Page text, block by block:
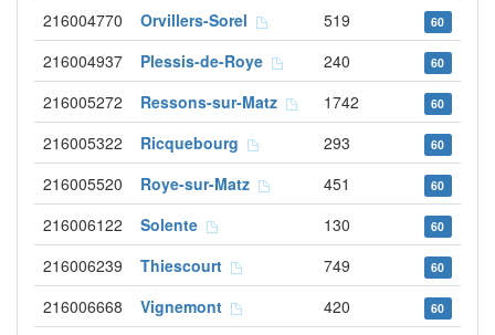
216004770 Orvillers-Sorel 519 60
216004937 Plessis-de-Roye 240 60
216005272 Ressons-sur-Matz 1742 60
216005322 Ricquebourg 293 60
216005520 Roye-sur-Matz 451 60
216006122 Solente 130 60
216006239 Thiescourt 749 60
216006668 Vignemont 420 60